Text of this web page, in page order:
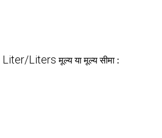
Liter/Liters मूल्य या मूल्य सीमा :